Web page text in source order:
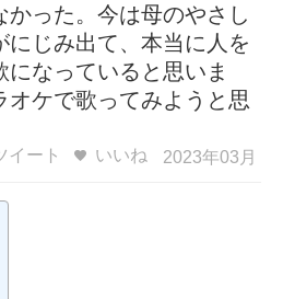
かった。今は母のやさし
にじみ出て、本当に人を
になっていると思いま
オケで歌ってみようと思
イート いいね
2023年03月